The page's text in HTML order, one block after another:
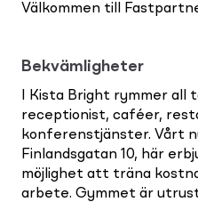
Välkommen till
Bekvämligheter
I Kista Bright rymmer all
receptionist, caféer,
konferenstjänster. Vårt
Finlandsgatan 10, här
möjlighet att träna
arbete. Gymmet är